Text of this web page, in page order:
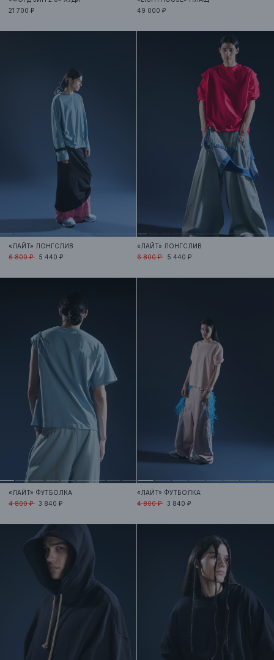
21 700 ₽
49 000 ₽
«ЛАЙТ» ЛОНГСЛИВ
6 800 ₽ 5 440 ₽
«ЛАЙТ» ЛОНГСЛИВ
6 800 ₽ 5 440 ₽
«ЛАЙТ» ФУТБОЛКА
4 800 ₽ 3 840 ₽
«ЛАЙТ» ФУТБОЛКА
4 800 ₽ 3 840 ₽